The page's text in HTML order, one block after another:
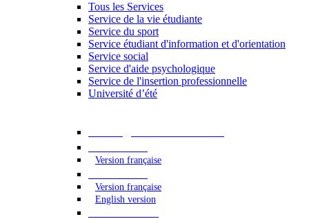
Tous les Services
Service de la vie étudiante
Service du sport
Service étudiant d'information et d'orientation
Service social
Service d'aide psychologique
Service de l'insertion professionnelle
Université d’été
Version française
Version française
English version